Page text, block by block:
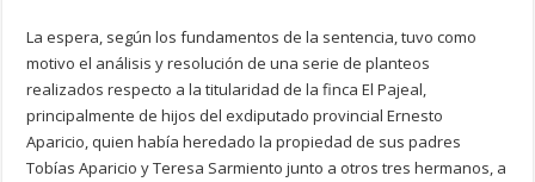
La espera, según los fundamentos de la sentencia, tuvo como
motivo el análisis y resolución de una serie de planteos
realizados respecto a la titularidad de la finca El Pajeal,
principalmente de hijos del exdiputado provincial Ernesto
Aparicio, quien había heredado la propiedad de sus padres
Tobías Aparicio y Teresa Sarmiento junto a otros tres hermanos, a